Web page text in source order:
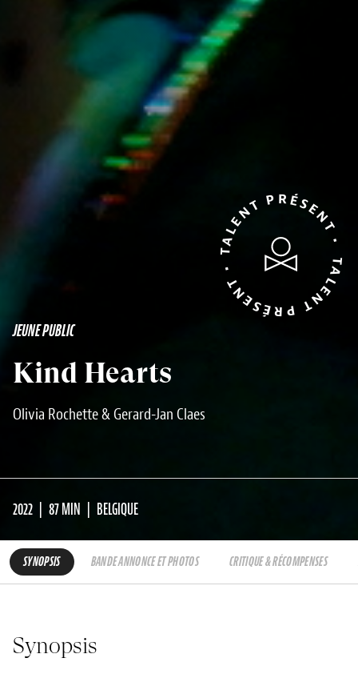
JEUNE PUBLIC
Kind Hearts
Olivia Rochette & Gerard-Jan Claes
TALENT PRÉSENT • TALENT PRÉSENT •
2022 87 MIN BELGIQUE
SYNOPSIS BANDE ANNONCE ET PHOTOS CRITIQUE & RÉCOMPENSES
Synopsis